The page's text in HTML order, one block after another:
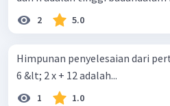
2 5.0
Himpunan penyelesaian dari
6 &lt; 2 x + 12 adalah...
1 1.0